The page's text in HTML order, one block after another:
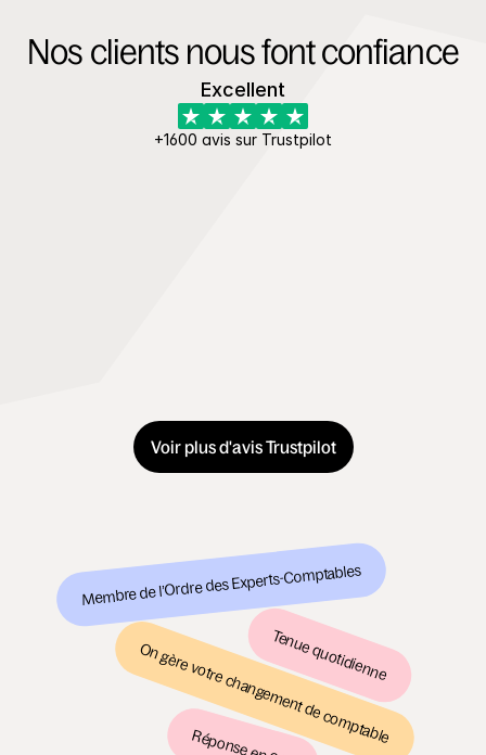
Nos clients nous font confiance
Excellent
+1600 avis sur Trustpilot
Voir plus d'avis Trustpilot
Tenue quotidienne
On gère votre changement de comptable
Membre de l’Ordre des Experts-Comptables